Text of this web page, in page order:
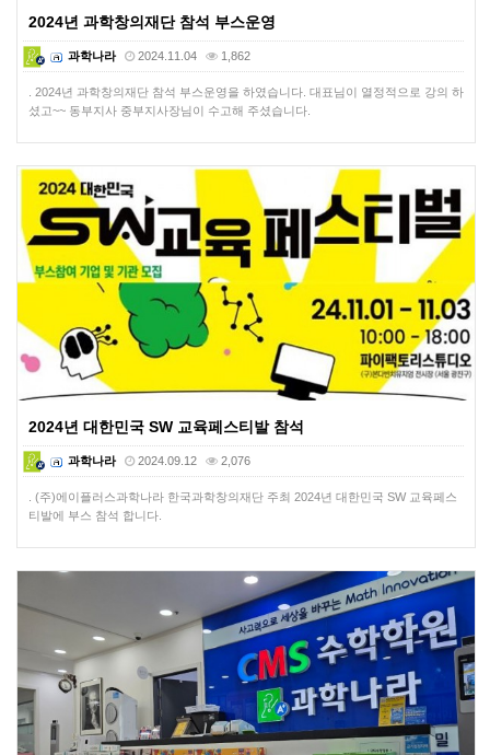
2024년 과학창의재단 참석 부스운영
과학나라 2024.11.04 1,862
. 2024년 과학창의재단 참석 부스운영을 하였습니다. 대표님이 열정적으로 강의 하
셨고~~ 동부지사 중부지사장님이 수고해 주셨습니다.
2024년 대한민국 SW 교육페스티발 참석
과학나라 2024.09.12 2,076
. (주)에이플러스과학나라 한국과학창의재단 주최 2024년 대한민국 SW 교육페스
티발에 부스 참석 합니다.